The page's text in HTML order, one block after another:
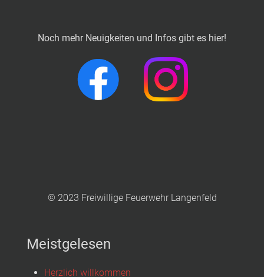
Noch mehr Neuigkeiten und Infos gibt es hier!
© 2023 Freiwillige Feuerwehr Langenfeld
Meistgelesen
Herzlich willkommen